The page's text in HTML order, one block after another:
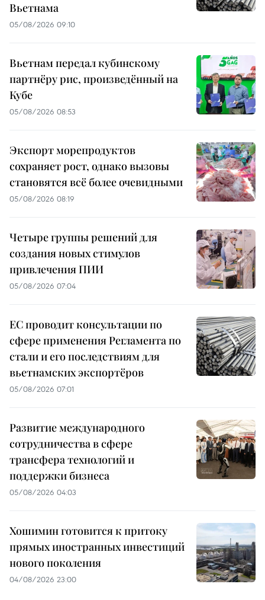
Вьетнама
05/08/2026 09:10
Вьетнам передал кубинскому
партнёру рис, произведённый на
Кубе
05/08/2026 08:53
Экспорт морепродуктов
сохраняет рост, однако вызовы
становятся всё более очевидными
05/08/2026 08:19
Четыре группы решений для
создания новых стимулов
привлечения ПИИ
05/08/2026 07:04
ЕС проводит консультации по
сфере применения Регламента по
стали и его последствиям для
вьетнамских экспортёров
05/08/2026 07:01
Развитие международного
сотрудничества в сфере
трансфера технологий и
поддержки бизнеса
05/08/2026 04:03
Хошимин готовится к притоку
прямых иностранных инвестиций
нового поколения
04/08/2026 23:00